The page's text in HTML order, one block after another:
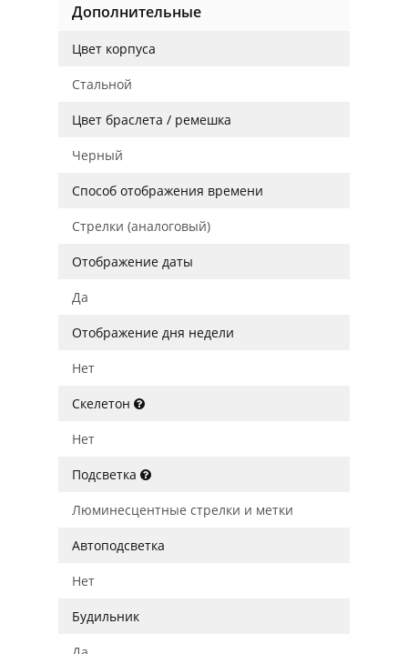
Дополнительные
Цвет корпуса
Стальной
Цвет браслета / ремешка
Черный
Способ отображения времени
Стрелки (аналоговый)
Отображение даты
Да
Отображение дня недели
Нет
Скелетон
Нет
Подсветка
Люминесцентные стрелки и метки
Автоподсветка
Нет
Будильник